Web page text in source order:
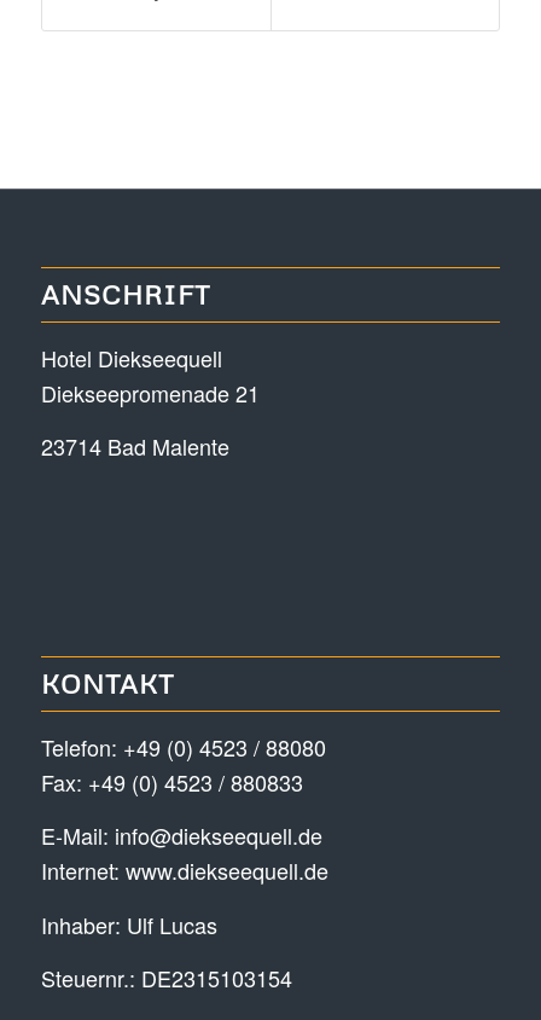
ANSCHRIFT
Hotel Diekseequell
Diekseepromenade 21
23714 Bad Malente
KONTAKT
Telefon: +49 (0) 4523 / 88080
Fax: +49 (0) 4523 / 880833
E-Mail: info@diekseequell.de
Internet: www.diekseequell.de
Inhaber: Ulf Lucas
Steuernr.: DE2315103154